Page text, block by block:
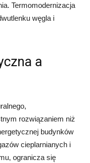
Termomodernizacja
węgla i
a
rozwiązaniem niż
budynków
cieplarnianych i
ogranicza się